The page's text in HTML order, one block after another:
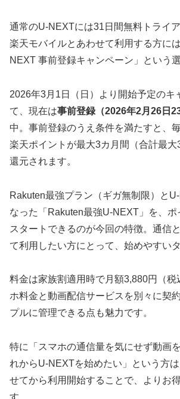
通常のU-NEXTには31日間無料トライ
楽天モバイルとあわせて利用する方に
NEXT 事前登録キャンペーン」という
2026年3月1日（日）より開始予定のキ
て、現在は事前登録（2026年2月26日
中。事前登録のうえ条件を満たすと、
楽天ポイントが最大3カ月間（合計最大
還元されます。
Rakuten最強プラン（ギガ無制限）と
なった「Rakuten最強U-NEXT」を、
スタートできるのが今回の特徴。通信
て利用したい方にとって、始めやすい
料金は家族割適用時で月額3,880円（税
ホ料金と動画配信サービスを別々に契
プルに管理できる点も魅力です。
特に「スマホの通信量を気にせず動画
れからU-NEXTを始めたい」という方
せてから利用開始することで、よりお